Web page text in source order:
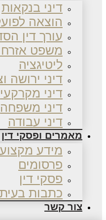
דיני בנקאות
הוצאה
עורך דין
משפט
ליטיגציה
דיני ירושה
דיני
דיני משפחה
דיני עבודה
מאמרים ופסקי דין
מידע
פרסומים
פסקי דין
כתבות
צור קשר